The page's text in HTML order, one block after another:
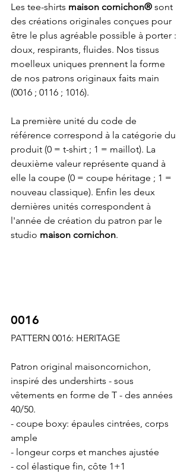
Les tee-shirts maison cornichon® sont
des créations originales conçues pour
être le plus agréable possible à porter :
doux, respirants, fluides. Nos tissus
moelleux uniques prennent la forme
de nos patrons originaux faits main
(0016 ; 0116 ; 1016).
La première unité du code de
référence correspond à la catégorie du
produit (0 = t-shirt ; 1 = maillot). La
deuxième valeur représente quand à
elle la coupe (0 = coupe héritage ; 1 =
nouveau classique). Enfin les deux
dernières unités correspondent à
l'année de création du patron par le
studio maison cornichon.
0016
PATTERN 0016: HERITAGE
Patron original maisoncornichon,
inspiré des undershirts - sous
vêtements en forme de T - des années
40/50.
- coupe boxy: épaules cintrées, corps
ample
- longeur corps et manches ajustée
- col élastique fin, côte 1+1